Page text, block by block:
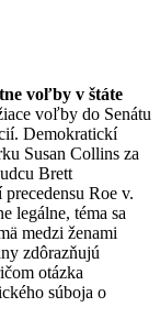
voľby v štáte
voľby do Senátu
Demokratickí
Susan Collins za
Brett
Roe v.
legálne, téma sa
medzi ženami
zdôrazňujú
otázka
súboja o